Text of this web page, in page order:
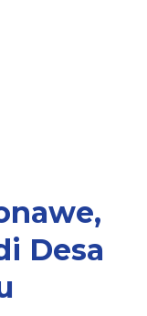
Desa